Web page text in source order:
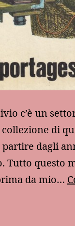
c’è un
collezione di
partire dagli
Tutto questo
da mio…